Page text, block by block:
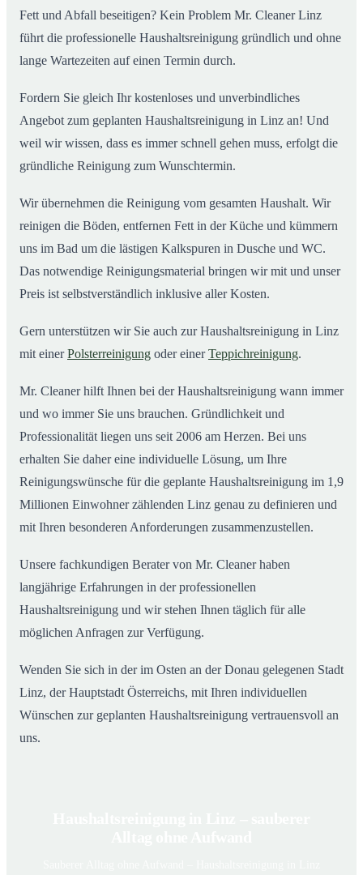
Fett und Abfall beseitigen? Kein Problem Mr. Cleaner Linz
führt die professionelle Haushaltsreinigung gründlich und ohne
lange Wartezeiten auf einen Termin durch.
Fordern Sie gleich Ihr kostenloses und unverbindliches
Angebot zum geplanten Haushaltsreinigung in Linz an! Und
weil wir wissen, dass es immer schnell gehen muss, erfolgt die
gründliche Reinigung zum Wunschtermin.
Wir übernehmen die Reinigung vom gesamten Haushalt. Wir
reinigen die Böden, entfernen Fett in der Küche und kümmern
uns im Bad um die lästigen Kalkspuren in Dusche und WC.
Das notwendige Reinigungsmaterial bringen wir mit und unser
Preis ist selbstverständlich inklusive aller Kosten.
Gern unterstützen wir Sie auch zur Haushaltsreinigung in Linz
mit einerPolsterreinigung oder einerTeppichreinigung.
Mr. Cleaner hilft Ihnen bei der Haushaltsreinigung wann immer
und wo immer Sie uns brauchen. Gründlichkeit und
Professionalität liegen uns seit 2006 am Herzen. Bei uns
erhalten Sie daher eine individuelle Lösung, um Ihre
Reinigungswünsche für die geplante Haushaltsreinigung im 1,9
Millionen Einwohner zählenden Linz genau zu definieren und
mit Ihren besonderen Anforderungen zusammenzustellen.
Unsere fachkundigen Berater von Mr. Cleaner haben
langjährige Erfahrungen in der professionellen
Haushaltsreinigung und wir stehen Ihnen täglich für alle
möglichen Anfragen zur Verfügung.
Wenden Sie sich in der im Osten an der Donau gelegenen Stadt
Linz, der Hauptstadt Österreichs, mit Ihren individuellen
Wünschen zur geplanten Haushaltsreinigung vertrauensvoll an
uns.